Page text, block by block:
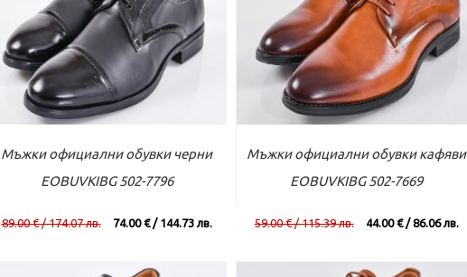
Към касата Виж повече
Мъжки официални обувки черни
EOBUVKIBG 502-7796
89.00 € / 174.07 лв. 74.00 € / 144.73 лв.
Към касата Виж повече
Мъжки официални обувки кафяви
EOBUVKIBG 502-7669
59.00 € / 115.39 лв. 44.00 € / 86.06 лв.